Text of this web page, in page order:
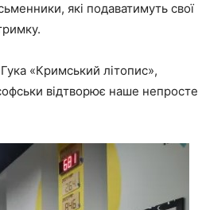
які подаватимуть свої
«Кримський літопис»,
відтворює наше непросте